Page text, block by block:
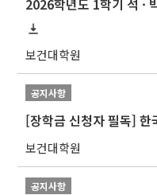
보건대학원
공지사항
보건대학원
공지사항